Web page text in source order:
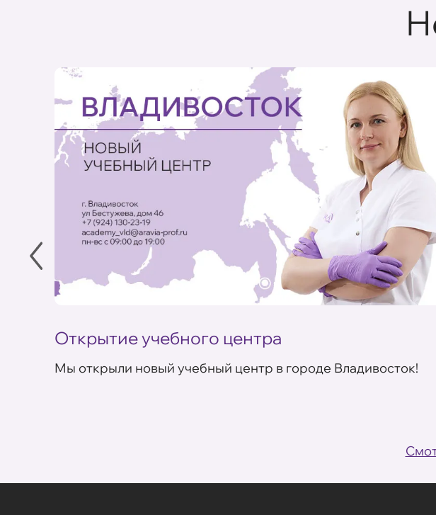
Открытие учебного центра
Мы открыли новый учебный центр в городе Владивосток!